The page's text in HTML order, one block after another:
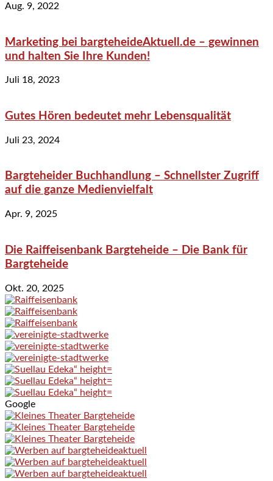
Aug. 9, 2022
Marketing bei bargteheideAktuell.de – gewinnen
und halten Sie Ihre Kunden!
Juli 18, 2023
Gutes Hören bedeutet mehr Lebensqualität
Juli 23, 2024
Bargteheider Buchhandlung – Schnellster Zugriff
auf die ganze Medienvielfalt
Apr. 9, 2025
Die Raiffeisenbank Bargteheide – Die Bank für
Bargteheide
Okt. 20, 2025
Google